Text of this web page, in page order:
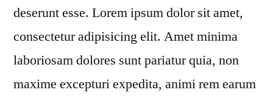
deserunt esse. Lorem ipsum dolor sit amet,
consectetur adipisicing elit. Amet minima
laboriosam dolores sunt pariatur quia, non
maxime excepturi expedita, animi rem earum